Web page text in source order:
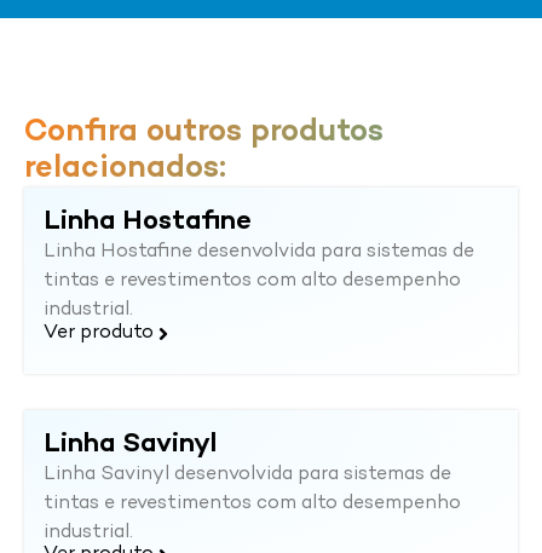
Confira outros produtos
relacionados:
Linha Hostafine
Linha Hostafine desenvolvida para sistemas de
tintas e revestimentos com alto desempenho
industrial.
Ver produto
Linha Savinyl
Linha Savinyl desenvolvida para sistemas de
tintas e revestimentos com alto desempenho
industrial.